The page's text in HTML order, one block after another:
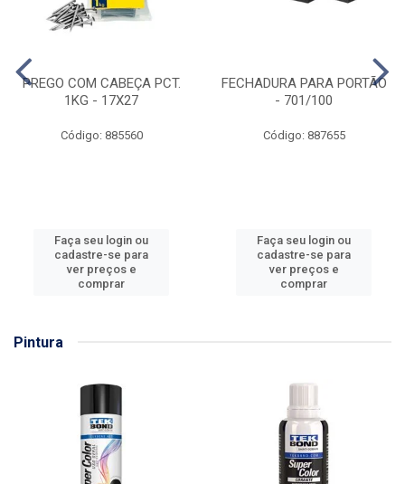
PREGO COM CABEÇA PCT.
1KG - 17X27
Código: 885560
Faça seu login ou
cadastre-se para
ver preços e
comprar
FECHADURA PARA PORTÃO
- 701/100
Código: 887655
Faça seu login ou
cadastre-se para
ver preços e
comprar
Pintura